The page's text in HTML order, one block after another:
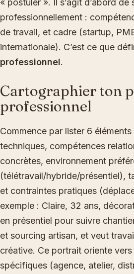
« postuler ». Il s’agit d’abord
professionnellement :
de travail, et cadre (startup,
internationale). C’est ce que
professionnel.
Cartographier ton
professionnel
Commence par lister 6
techniques, compétences
concrètes, environnement
(télétravail/hybride/présentiel),
et contraintes pratiques
exemple : Claire, 32 ans,
en présentiel pour suivre
et sourcing artisan, et veut
créative. Ce portrait oriente
spécifiques (agence, atelier,